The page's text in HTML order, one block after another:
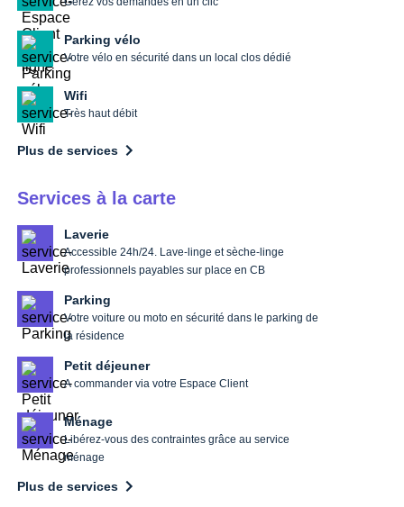
Parking vélo
Votre vélo en sécurité dans un local clos dédié
Wifi
Très haut débit
Plus de services
Services à la carte
Laverie
Accessible 24h/24. Lave-linge et sèche-linge
professionnels payables sur place en CB
Parking
Votre voiture ou moto en sécurité dans le parking de
la résidence
Petit déjeuner
A commander via votre Espace Client
Ménage
Libérez-vous des contraintes grâce au service
ménage
Plus de services